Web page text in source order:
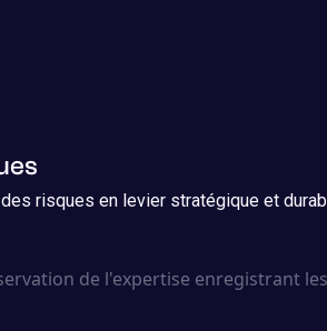
risques en levier stratégique et